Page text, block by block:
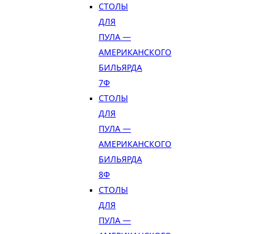
СТОЛЫ
ДЛЯ
ПУЛА —
АМЕРИКАНСКОГО
БИЛЬЯРДА
7Ф
СТОЛЫ
ДЛЯ
ПУЛА —
АМЕРИКАНСКОГО
БИЛЬЯРДА
8Ф
СТОЛЫ
ДЛЯ
ПУЛА —